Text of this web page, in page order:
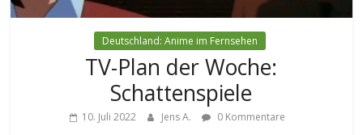
Deutschland: Anime im Fernsehen
TV-Plan der Woche:
Schattenspiele
10. Juli 2022 Jens A. 0 Kommentare